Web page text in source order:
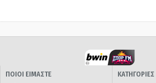
ΠΟΙΟΙ ΕΙΜΑΣΤΕ
ΚΑΤΗΓΟΡΙΕΣ